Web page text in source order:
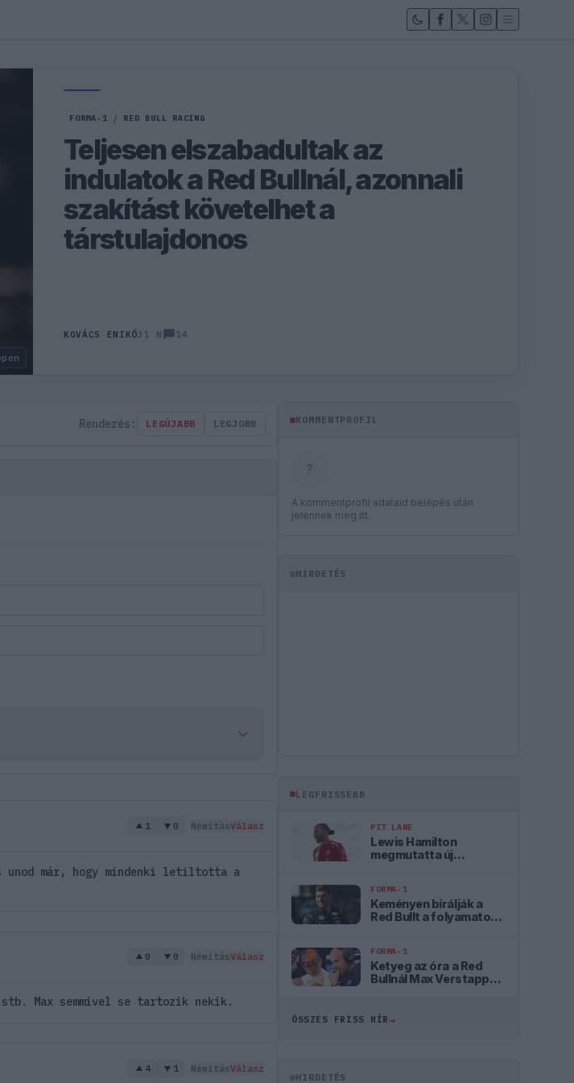
FORMA-1 / RED BULL RACING
Teljesen elszabadultak az
indulatok a Red Bullnál, azonnali
szakítást követelhet a
társtulajdonos
KOVÁCS ENIKŐ31 N 14
Rendezés: LEGÚJABB LEGJOBB
1 0 NémításVálasz
már, hogy mindenki letiltotta a
0 0 NémításVálasz
Max semmivel se tartozik nekik.
4 1 NémításVálasz
KOMMENTPROFIL
A kommentprofil adataid belépés után
jelennek meg itt.
HIRDETÉS
LEGFRISSEBB
PIT LANE
Lewis Hamilton
megmutatta új
FORMA-1
Keményen bírálják a
Red Bullt a folyamatos
FORMA-1
Ketyeg az óra a Red
Bullnál Max Verstappen
ÖSSZES FRISS HÍR→
HIRDETÉS